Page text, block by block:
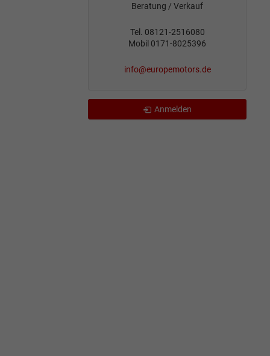
Beratung / Verkauf
Tel. 08121-2516080
Mobil 0171-8025396
info@europemotors.de
Anmelden